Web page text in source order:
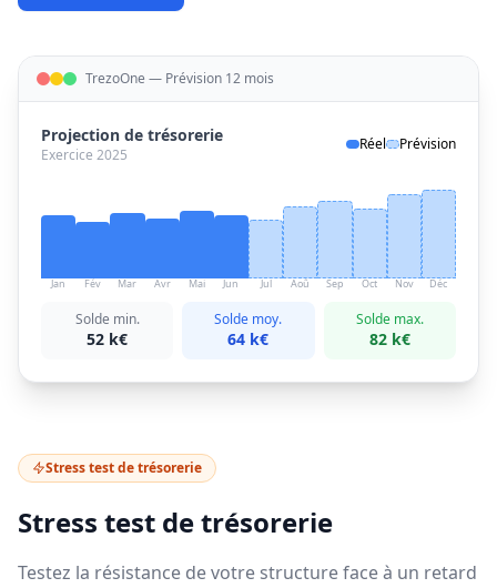
TrezoOne — Prévision 12 mois
Projection de trésorerie
Exercice 2025
Réel Prévision
Jan Fév Mar Avr Mai Jun Jul Aoû Sep Oct Nov Déc
Solde min.
52 k€
Solde moy.
64 k€
Solde max.
82 k€
Stress test de trésorerie
Stress test de trésorerie
Testez la résistance de votre structure face à un retard